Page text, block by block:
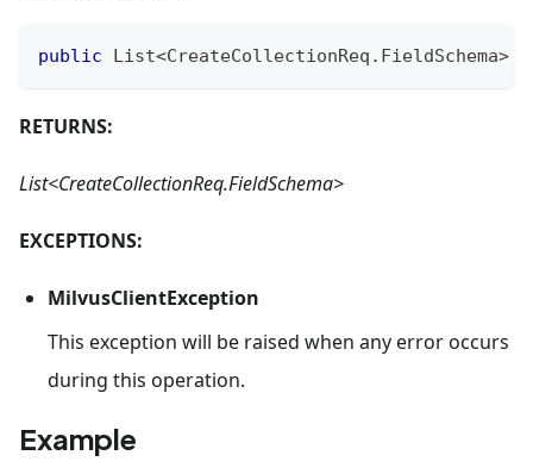
public List<CreateCollectionReq . FieldSchema>
RETURNS:
List<CreateCollectionReq.FieldSchema>
EXCEPTIONS:
MilvusClientException
This exception will be raised when any error occurs
during this operation.
Example